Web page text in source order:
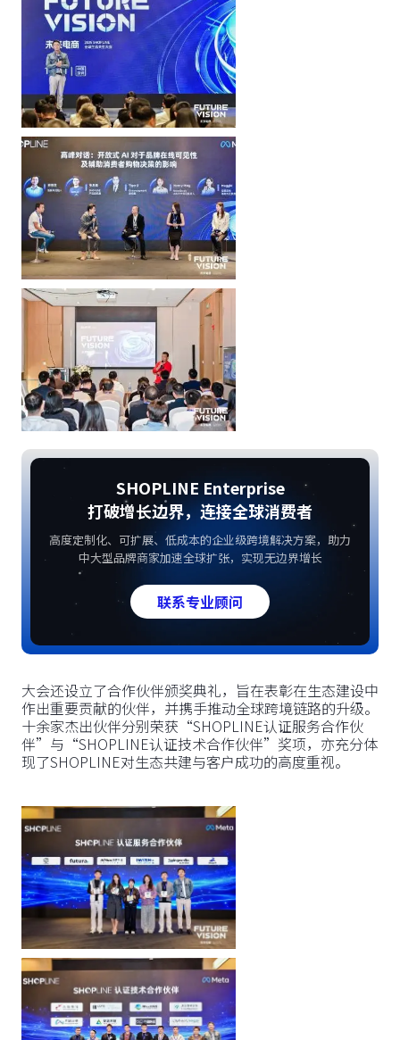
SHOPLINE Enterprise
打破增长边界，连接全球消费者
高度定制化、可扩展、低成本的企业级跨境解决方案，助力
中大型品牌商家加速全球扩张，实现无边界增长
联系专业顾问
大会还设立了合作伙伴颁奖典礼，旨在表彰在生态建设中
作出重要贡献的伙伴，并携手推动全球跨境链路的升级。
十余家杰出伙伴分别荣获“SHOPLINE认证服务合作伙
伴”与“SHOPLINE认证技术合作伙伴”奖项，亦充分体
现了SHOPLINE对生态共建与客户成功的高度重视。